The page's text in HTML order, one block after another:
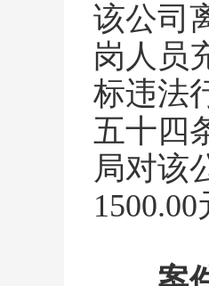
该公司
岗人员
标违法
五十四
局对该